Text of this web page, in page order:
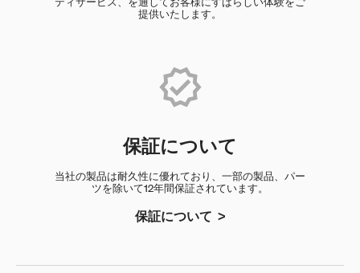
提供いたします。
保証について
当社の製品は耐久性に優れており、一部の製品、パー
ツを除いて12年間保証されています。
保証について